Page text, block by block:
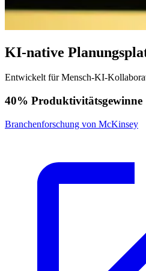
KI-native
Entwickelt für Mensch-KI-
40% Produktivitätsgewinne
Branchenforschung von McKinsey